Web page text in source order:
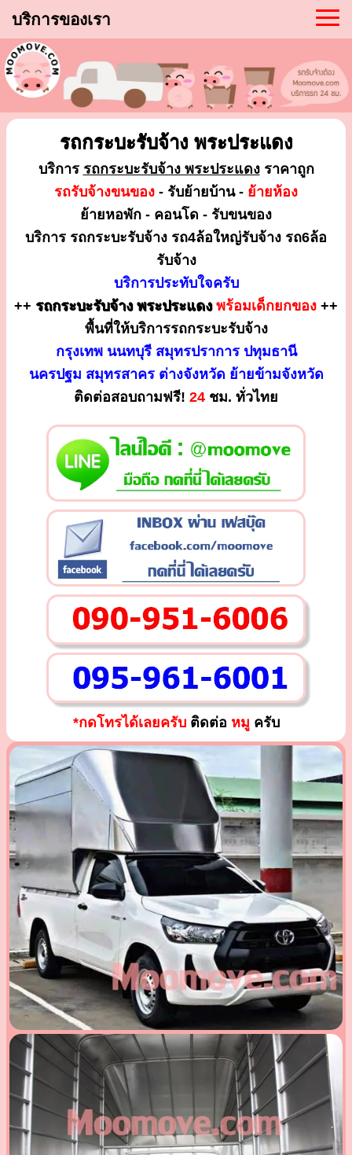
บริการของเรา
รถกระบะรับจ้าง พระประแดง
บริการ รถกระบะรับจ้าง พระประแดงราคาถูก
รถรับจ้างขนของ - รับย้ายบ้าน - ย้ายห้อง
ย้ายหอพัก - คอนโด - รับขนของ
บริการ รถกระบะรับจ้าง รถ4ล้อใหญ่รับจ้าง รถ6ล้อ
รับจ้าง
บริการประทับใจครับ
++ รถกระบะรับจ้าง พระประแดง พร้อมเด็กยกของ ++
พื้นที่ให้บริการรถกระบะรับจ้าง
กรุงเทพ นนทบุรี สมุทรปราการ ปทุมธานี
นครปฐม สมุทรสาคร ต่างจังหวัด ย้ายข้ามจังหวัด
ติดต่อสอบถามฟรี! 24 ชม. ทั่วไทย
*กดโทรได้เลยครับติดต่อ หมู ครับ